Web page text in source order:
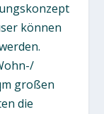
können
großen
die